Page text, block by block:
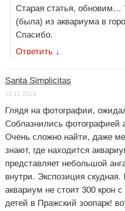
Старая статья, обновим…
(была) из аквариума в
Спасибо.
Ответить ↓
Santa Simplicitas
22.11.2013
Глядя на фотографии,
Соблазнились фотографией
Очень сложно найти, даже
знают, где находится
представляет небольшой
внутри. Экспозиция
аквариум не стоит 300 крон
детей в Пражский зоопарк!